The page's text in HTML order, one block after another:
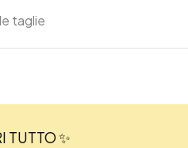
taglie
TUTTO ✨